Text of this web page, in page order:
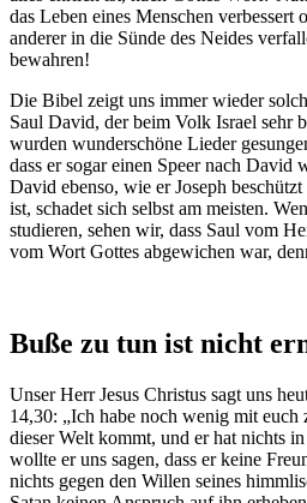
das Leben eines Menschen verbessert
anderer in die Sünde des Neides
bewahren!
Die Bibel zeigt uns immer wieder
Saul David, der beim Volk Israel sehr
wurden wunderschöne Lieder
dass er sogar einen Speer nach David
David ebenso, wie er Joseph
ist, schadet sich selbst am meisten.
studieren, sehen wir, dass Saul vom
vom Wort Gottes abgewichen war,
Buße zu tun ist nicht
Unser Herr Jesus Christus sagt uns
14,30: „Ich habe noch wenig mit euch
dieser Welt kommt, und er hat nichts
wollte er uns sagen, dass er keine
nichts gegen den Willen seines